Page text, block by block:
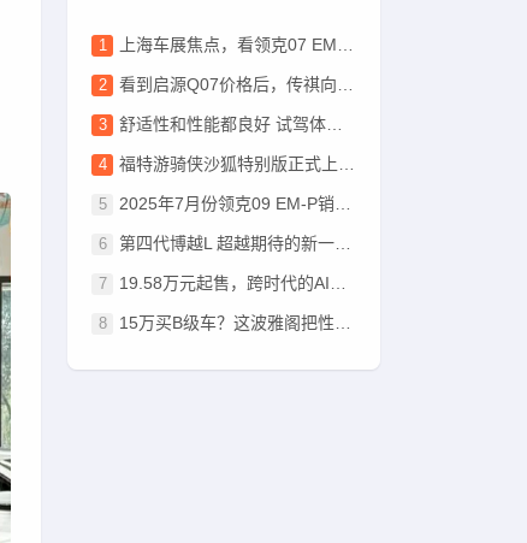
上海车展焦点，看领克07 EM-P如何颠覆传统轿车印象
看到启源Q07价格后，传祺向往S7“不香”了？
舒适性和性能都良好 试驾体验极氪 X
福特游骑侠沙狐特别版正式上市，厂商指导价28.58万元起
2025年7月份领克09 EM-P销量796台, 同比增长16.03%
第四代博越L 超越期待的新一代 开启城市SUV新篇章
19.58万元起售，跨时代的AI汽车小鹏G7上市
15万买B级车？这波雅阁把性价比卷到天花板！